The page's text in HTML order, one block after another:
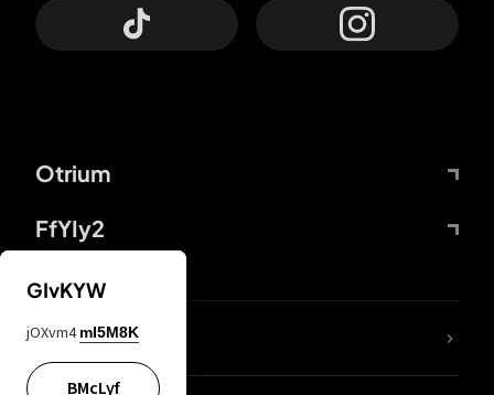
Otrium
FfYIy2
DDcvSo
GIvKYW
jOXvm4 mI5M8K
BMcLyf